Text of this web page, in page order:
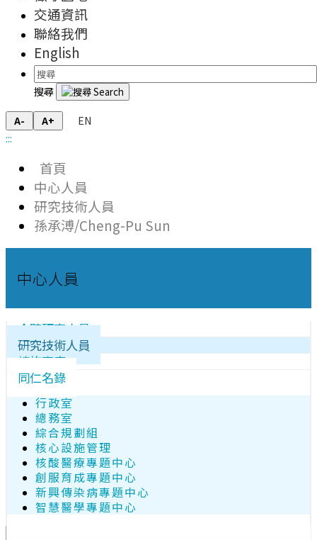
交通資訊
聯絡我們
English
搜尋
A- A+
EN
:::
首頁
中心人員
研究技術人員
孫承溥/Cheng-Pu Sun
中心人員
合聘研究人員
研究技術人員
諮詢專家
同仁名錄
行政室
總務室
綜合規劃組
核心設施管理
核酸醫療專題中心
創服育成專題中心
新興傳染病專題中心
智慧醫學專題中心